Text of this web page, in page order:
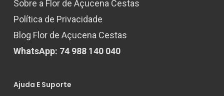
Sobre a Flor de Açucena Cestas
Política de Privacidade
Blog Flor de Açucena Cestas
WhatsApp: 74 988 140 040
Ajuda E Suporte